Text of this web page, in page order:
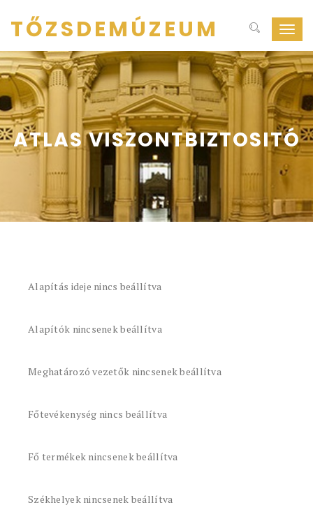
ki-
be
TŐZSDEMÚZEUM
ATLAS VISZONTBIZTOSITÓ
Alapítás ideje nincs beállítva
Alapítók nincsenek beállítva
Meghatározó vezetők nincsenek beállítva
Főtevékenység nincs beállítva
Fő termékek nincsenek beállítva
Székhelyek nincsenek beállítva